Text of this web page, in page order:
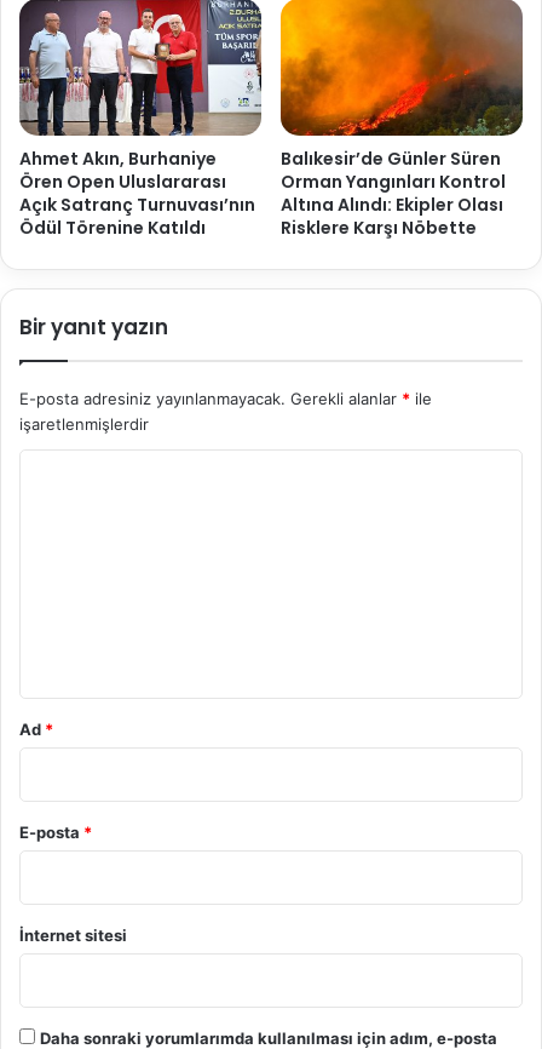
Ahmet Akın, Burhaniye
Ören Open Uluslararası
Açık Satranç Turnuvası’nın
Ödül Törenine Katıldı
Balıkesir’de Günler Süren
Orman Yangınları Kontrol
Altına Alındı: Ekipler Olası
Risklere Karşı Nöbette
Bir yanıt yazın
E-posta adresiniz yayınlanmayacak. Gerekli alanlar * ile
işaretlenmişlerdir
Ad *
E-posta *
İnternet sitesi
Daha sonraki yorumlarımda kullanılması için adım, e-posta